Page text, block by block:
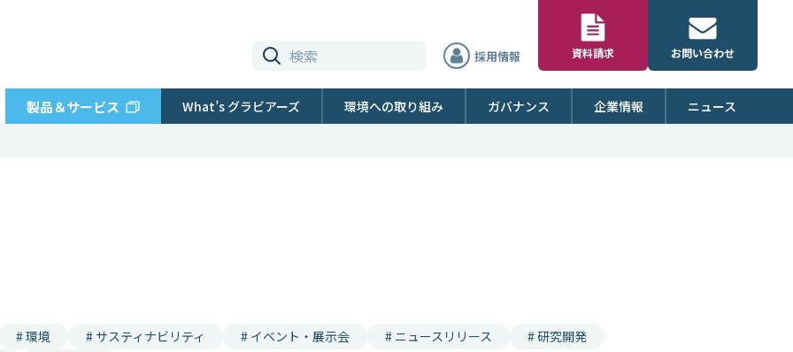
採用情報 資料請求 お問い合わせ
製品＆サービス What’s グラビアーズ 環境への取り組み ガバナンス 企業情報 ニュース
# 環境 # サスティナビリティ # イベント・展示会 # ニュースリリース
# 研究開発